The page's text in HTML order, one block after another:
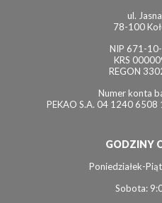
ul.
78-100
NIP 671-
KRS
REGON
Numer konta
PEKAO S.A. 04 1240
GODZINY
Poniedziałek-
Sobota: